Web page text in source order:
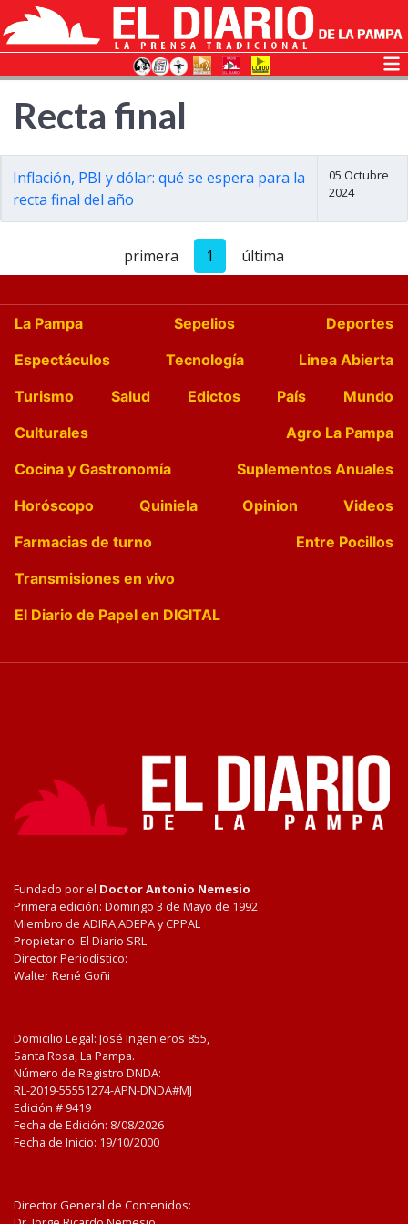
Recta final
Inflación, PBI y dólar: qué se espera para la
recta final del año
05 Octubre
2024
primera 1 última
La Pampa Sepelios
Deportes
Espectáculos
Tecnología
Linea Abierta
Turismo
Salud Edictos País
Mundo
Culturales
Agro La Pampa
Cocina y Gastronomía
Suplementos Anuales
Horóscopo
Quiniela Opinion
Videos
Farmacias de turno
Entre Pocillos
Transmisiones en vivo
El Diario de Papel en DIGITAL
Fundado por el Doctor Antonio Nemesio
Primera edición: Domingo 3 de Mayo de 1992
Miembro de ADIRA,ADEPA y CPPAL
Propietario: El Diario SRL
Director Periodístico:
Walter René Goñi
Domicilio Legal: José Ingenieros 855,
Santa Rosa, La Pampa.
Número de Registro DNDA:
RL-2019-55551274-APN-DNDA#MJ
Edición # 9419
Fecha de Edición: 8/08/2026
Fecha de Inicio: 19/10/2000
Director General de Contenidos: